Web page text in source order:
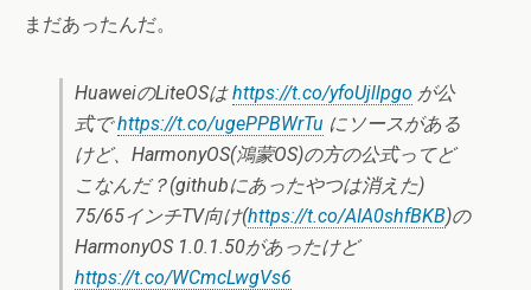
まだあったんだ。
HuaweiのLiteOSはhttps://t.co/yfoUjllpgo が公
式でhttps://t.co/ugePPBWrTu にソースがある
けど、HarmonyOS(鴻蒙OS)の方の公式ってど
こなんだ？(githubにあったやつは消えた)
75/65インチTV向け(https://t.co/AIA0shfBKB)の
HarmonyOS 1.0.1.50があったけど
https://t.co/WCmcLwgVs6